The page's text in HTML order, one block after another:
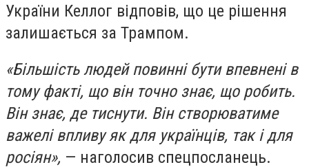
України Келлог відповів, що це рішення
залишається за Трампом.
«Більшість людей повинні бути впевнені в
тому факті, що він точно знає, що робить.
Він знає, де тиснути. Він створюватиме
важелі впливу як для українців, так і для
росіян», — наголосив спецпосланець.